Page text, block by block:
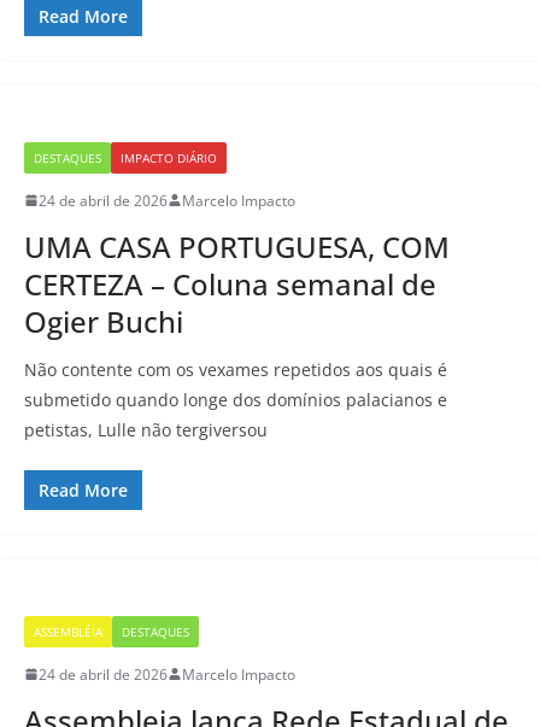
Read More
DESTAQUES IMPACTO DIÁRIO
24 de abril de 2026 Marcelo Impacto
UMA CASA PORTUGUESA, COM
CERTEZA – Coluna semanal de
Ogier Buchi
Não contente com os vexames repetidos aos quais é
submetido quando longe dos domínios palacianos e
petistas, Lulle não tergiversou
Read More
ASSEMBLÉIA DESTAQUES
24 de abril de 2026 Marcelo Impacto